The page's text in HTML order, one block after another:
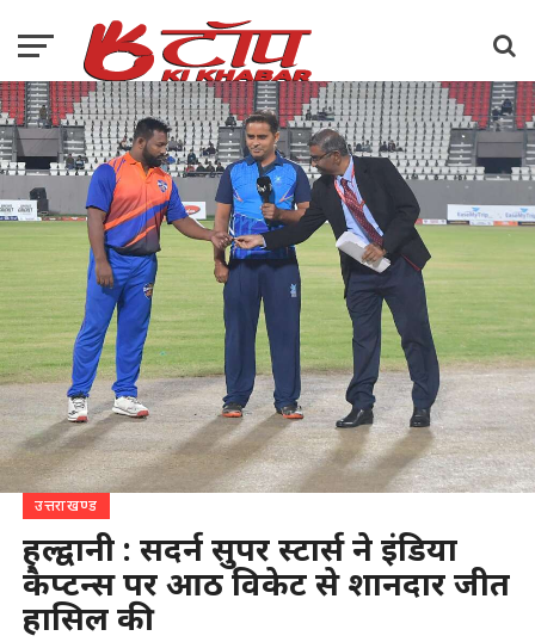
उत्तराखण्ड
हल्द्वानी : सदर्न सुपर स्टार्स ने इंडिया
कैप्टन्स पर आठ विकेट से शानदार जीत
हासिल की